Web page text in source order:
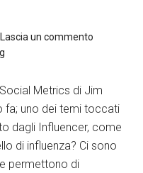
Lascia un commento
Metrics di Jim
fa; uno dei temi toccati
dagli Influencer, come
di influenza? Ci sono
permettono di